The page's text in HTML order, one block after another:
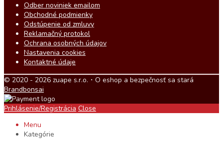
Odber noviniek emailom
Obchodné podmienky
Odstúpenie od zmluvy
Reklamačný protokol
Ochrana osobných údajov
Nastavenia cookies
Kontaktné údaje
© 2020 - 2026 zuape s.r.o.・O eshop a bezpečnosť sa stará
Brandbonsai
Prihlásenie/Registrácia Close
Menu
Kategórie